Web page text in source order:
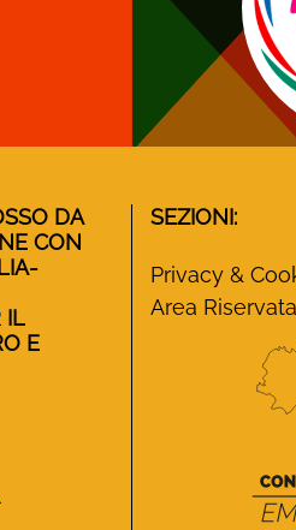
DA
CON
IL
E
SEZIONI:
Privacy &
Area Riservata